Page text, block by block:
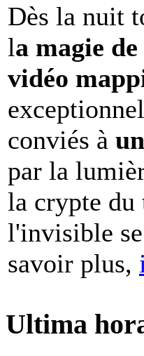
Dès la nuit
la magie
vidéo
conviés à
par la
la crypte du
l'invisible
savoir plus,
Ultima